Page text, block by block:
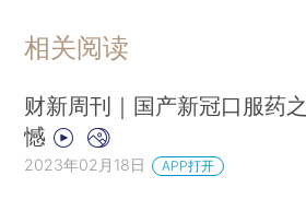
相关阅读
财新周刊｜国产新冠口服药之
憾
2023年02月18日 APP打开